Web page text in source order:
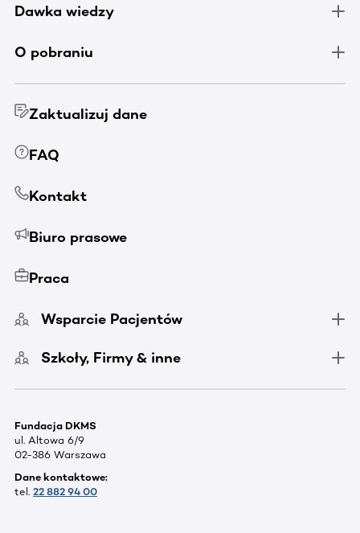
Dawka wiedzy
O pobraniu
Zaktualizuj dane
FAQ
Kontakt
Biuro prasowe
Praca
Wsparcie Pacjentów
Szkoły, Firmy & inne
Fundacja DKMS
ul. Altowa 6/9
02-386 Warszawa
Dane kontaktowe:
tel. 22 882 94 00